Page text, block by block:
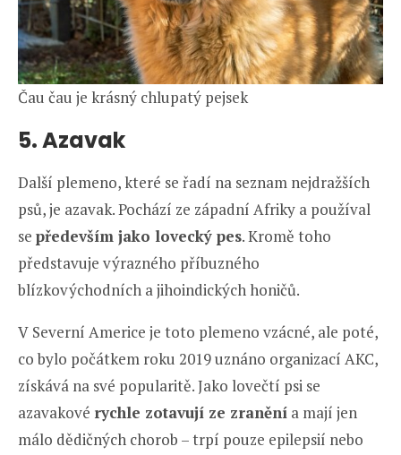
Čau čau je krásný chlupatý pejsek
5. Azavak
Další plemeno, které se řadí na seznam nejdražších
psů, je azavak. Pochází ze západní Afriky a používal
se především jako lovecký pes. Kromě toho
představuje výrazného příbuzného
blízkovýchodních a jihoindických honičů.
V Severní Americe je toto plemeno vzácné, ale poté,
co bylo počátkem roku 2019 uznáno organizací AKC,
získává na své popularitě. Jako lovečtí psi se
azavakové rychle zotavují ze zranění a mají jen
málo dědičných chorob – trpí pouze epilepsií nebo